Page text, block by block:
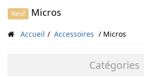
Neuf Micros
Accueil Accessoires Micros
Catégories